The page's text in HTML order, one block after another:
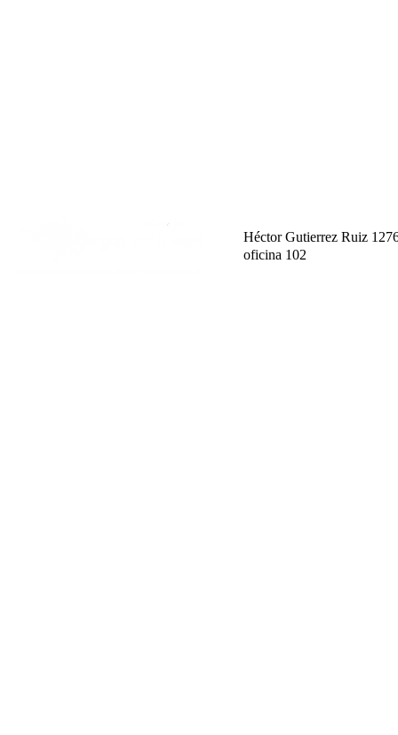
Héctor Gutierrez Ruiz
oficina 102